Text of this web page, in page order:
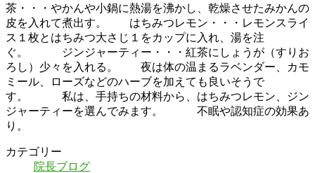
茶・・・やかんや小鍋に熱湯を沸かし、乾燥させたみかんの
皮を入れて煮出す。 はちみつレモン・・・レモンスライ
ス１枚とはちみつ大さじ１をカップに入れ、湯を注
ぐ。 ジンジャーティー・・・紅茶にしょうが（すりお
ろし）少々を入れる。 夜は体の温まるラベンダー、カモ
ミール、ローズなどのハーブを加えても良いそうで
す。 私は、手持ちの材料から、はちみつレモン、ジン
ジャーティーを選んでみます。 不眠や認知症の効果あ
り。
カテゴリー
院長ブログ